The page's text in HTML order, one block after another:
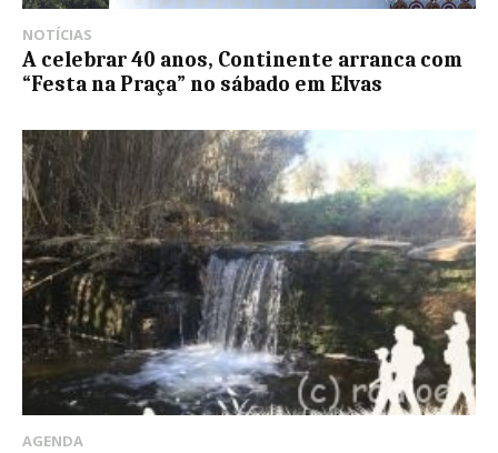
NOTÍCIAS
A celebrar 40 anos, Continente arranca com
“Festa na Praça” no sábado em Elvas
AGENDA